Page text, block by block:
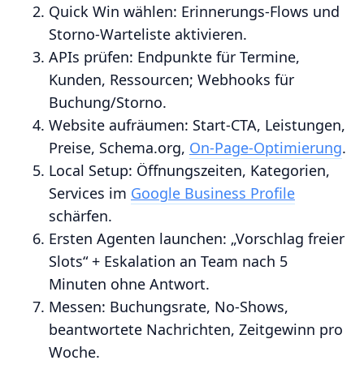
Quick Win wählen: Erinnerungs‑Flows und
Storno‑Warteliste aktivieren.
APIs prüfen: Endpunkte für Termine,
Kunden, Ressourcen; Webhooks für
Buchung/Storno.
Website aufräumen: Start‑CTA, Leistungen,
Preise, Schema.org, On‑Page‑Optimierung.
Local Setup: Öffnungszeiten, Kategorien,
Services im Google Business Profile
schärfen.
Ersten Agenten launchen: „Vorschlag freier
Slots“ + Eskalation an Team nach 5
Minuten ohne Antwort.
Messen: Buchungsrate, No‑Shows,
beantwortete Nachrichten, Zeitgewinn pro
Woche.